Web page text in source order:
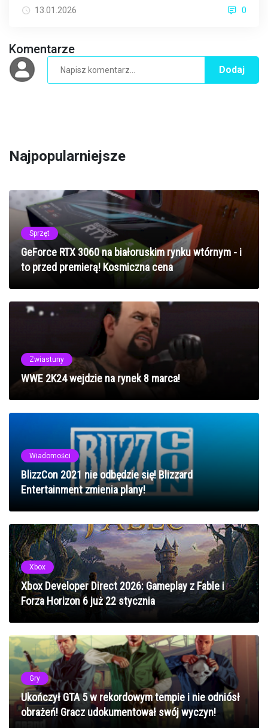
13.01.2026 0
Komentarze
Dodaj
Najpopularniejsze
Sprzęt
GeForce RTX 3060 na białoruskim rynku wtórnym - i
to przed premierą! Kosmiczna cena
Zwiastuny
WWE 2K24 wejdzie na rynek 8 marca!
Wiadomości
BlizzCon 2021 nie odbędzie się! Blizzard
Entertainment zmienia plany!
Xbox
Xbox Developer Direct 2026: Gameplay z Fable i
Forza Horizon 6 już 22 stycznia
Gry
Ukończył GTA 5 w rekordowym tempie i nie odniósł
obrażeń! Gracz udokumentował swój wyczyn!